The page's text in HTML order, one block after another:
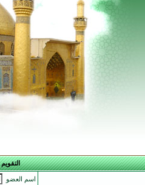
التقويم
اسم العضو